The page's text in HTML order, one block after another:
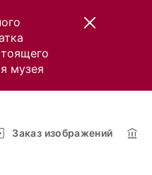
музея
Заказ изображений